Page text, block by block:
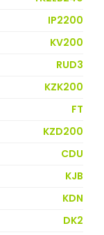
IP2200
KV200
RUD3
KZK200
FT
KZD200
CDU
KJB
KDN
DK2